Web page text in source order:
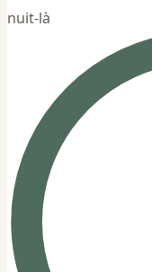
nuit-là